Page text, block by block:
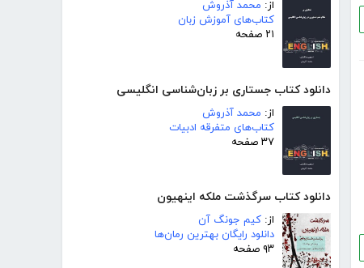
از: محمد آذروش
کتاب‌های آموزش زبان
۲۱ صفحه
دانلود کتاب جستاری بر زبان‌شناسی انگلیسی
از: محمد آذروش
کتاب‌های متفرقه ادبیات
۳۷ صفحه
دانلود کتاب سرگذشت ملکه اینهیون
از: کیم جونگ آن
دانلود رایگان بهترین رمان‌ها
۹۳ صفحه